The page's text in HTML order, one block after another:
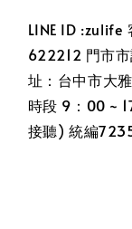
LINE ID
622212 門市
址：台中市大
時段 9：00 ~
接聽) 統編